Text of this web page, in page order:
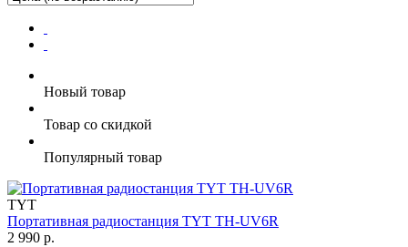
Новый товар
Товар со скидкой
Популярный товар
TYT
Портативная радиостанция TYT TH-UV6R
2 990 р.